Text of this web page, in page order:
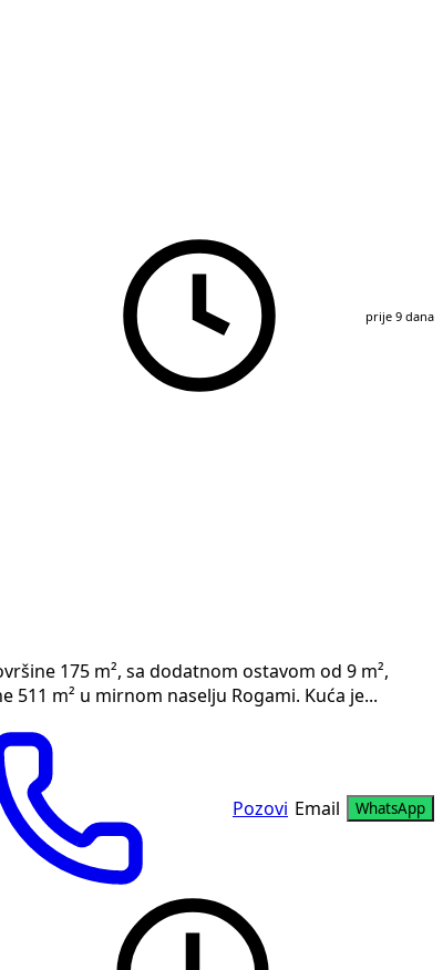
prije 9 dana
175 m², sa dodatnom ostavom od 9 m²,
m² u mirnom naselju Rogami. Kuća je...
Pozovi Email WhatsApp